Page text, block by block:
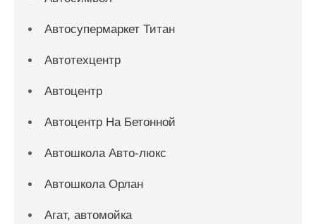
Автосупермаркет Титан
Автотехцентр
Автоцентр
Автоцентр На Бетонной
Автошкола Авто-люкс
Автошкола Орлан
Агат, автомойка